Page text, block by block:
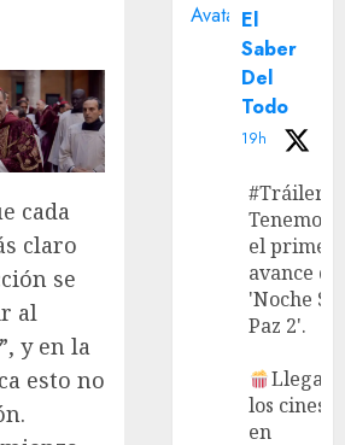
cada
claro
se
al
”, y en la
esto no
Avatar El
Saber
Del
Todo
19h
#Tráiler
Tenemos
el primer
avance de
'Noche
Paz 2'.
Llega a
los cines
en